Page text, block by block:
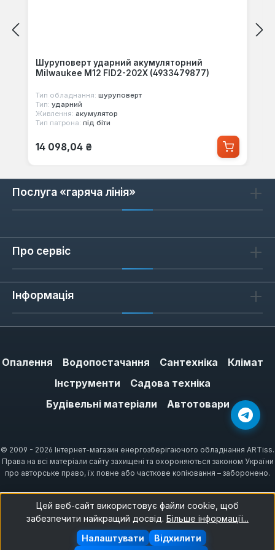
Шуруповерт ударний акумуляторний
Milwaukee M12 FID2-202X (4933479877)
Тип обладнання: шуруповерт
Тип: ударний
Живлення: акумулятор
Тип патрона: під біти
Звичайна ціна:
14 098,04 ₴
Послуга «гаряча лінія»
Про сервіс
Інформація
Опалення Водопостачання Сантехніка
Клімат
Інструменти
Садова техніка
Будівельні матеріали
Автотовари
© 2009 - 2026 Інтернет-магазин енергозберігаючого обладнання ARTiss.
Права на всі матеріали сайту захищені та охороняються законом України
про авторське право, їх повне або часткове копіювання – заборонено.
Цей веб-сайт використовує файли cookie, щоб
забезпечити найкращий досвід. Більше інформації...
Відхилити
Налаштувати